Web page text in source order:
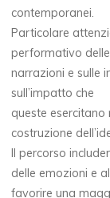
contemporanei.
Particolare
performativo
narrazioni e sulle
sull’impatto che
queste
costruzione
Il percorso
delle emozioni e
favorire una